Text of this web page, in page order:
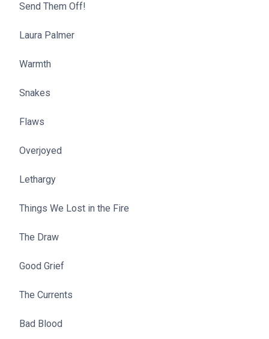
Send Them Off!
Laura Palmer
Warmth
Snakes
Flaws
Overjoyed
Lethargy
Things We Lost in the Fire
The Draw
Good Grief
The Currents
Bad Blood